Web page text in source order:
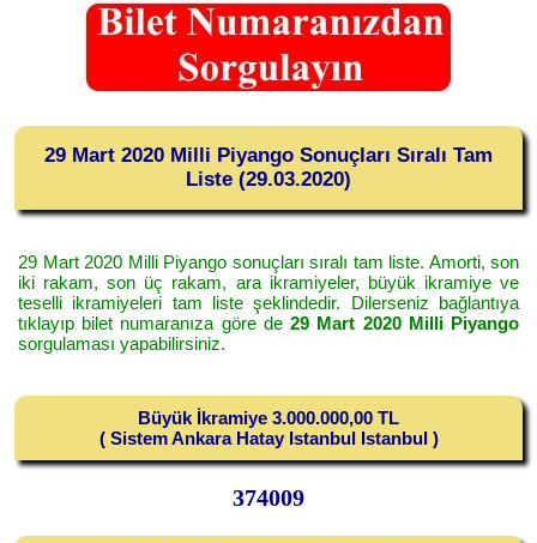
29 Mart 2020 Milli Piyango Sonuçları Sıralı Tam
Liste (29.03.2020)
29 Mart 2020 Milli Piyango sonuçları sıralı tam liste. Amorti, son
iki rakam, son üç rakam, ara ikramiyeler, büyük ikramiye ve
teselli ikramiyeleri tam liste şeklindedir. Dilerseniz bağlantıya
tıklayıp bilet numaranıza göre de29 Mart 2020 Milli Piyango
sorgulaması yapabilirsiniz.
Büyük İkramiye 3.000.000,00 TL
( Sistem Ankara Hatay Istanbul Istanbul )
374009